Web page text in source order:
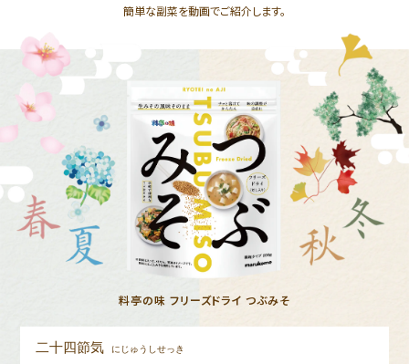
簡単な副菜を動画でご紹介します。
料亭の味 フリーズドライ つぶみそ
二十四節気 にじゅうしせっき